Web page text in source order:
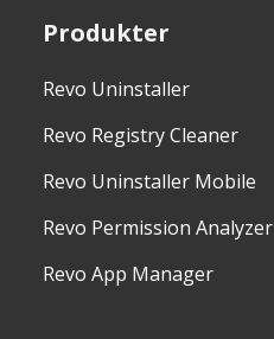
Produkter
Revo Uninstaller
Revo Registry Cleaner
Revo Uninstaller Mobile
Revo Permission Analyzer
Revo App Manager